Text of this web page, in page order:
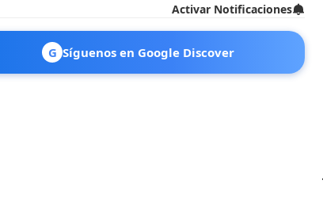
Activar Notificaciones
G Síguenos en Google Discover